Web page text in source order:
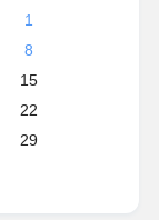
1
8
15
22
29